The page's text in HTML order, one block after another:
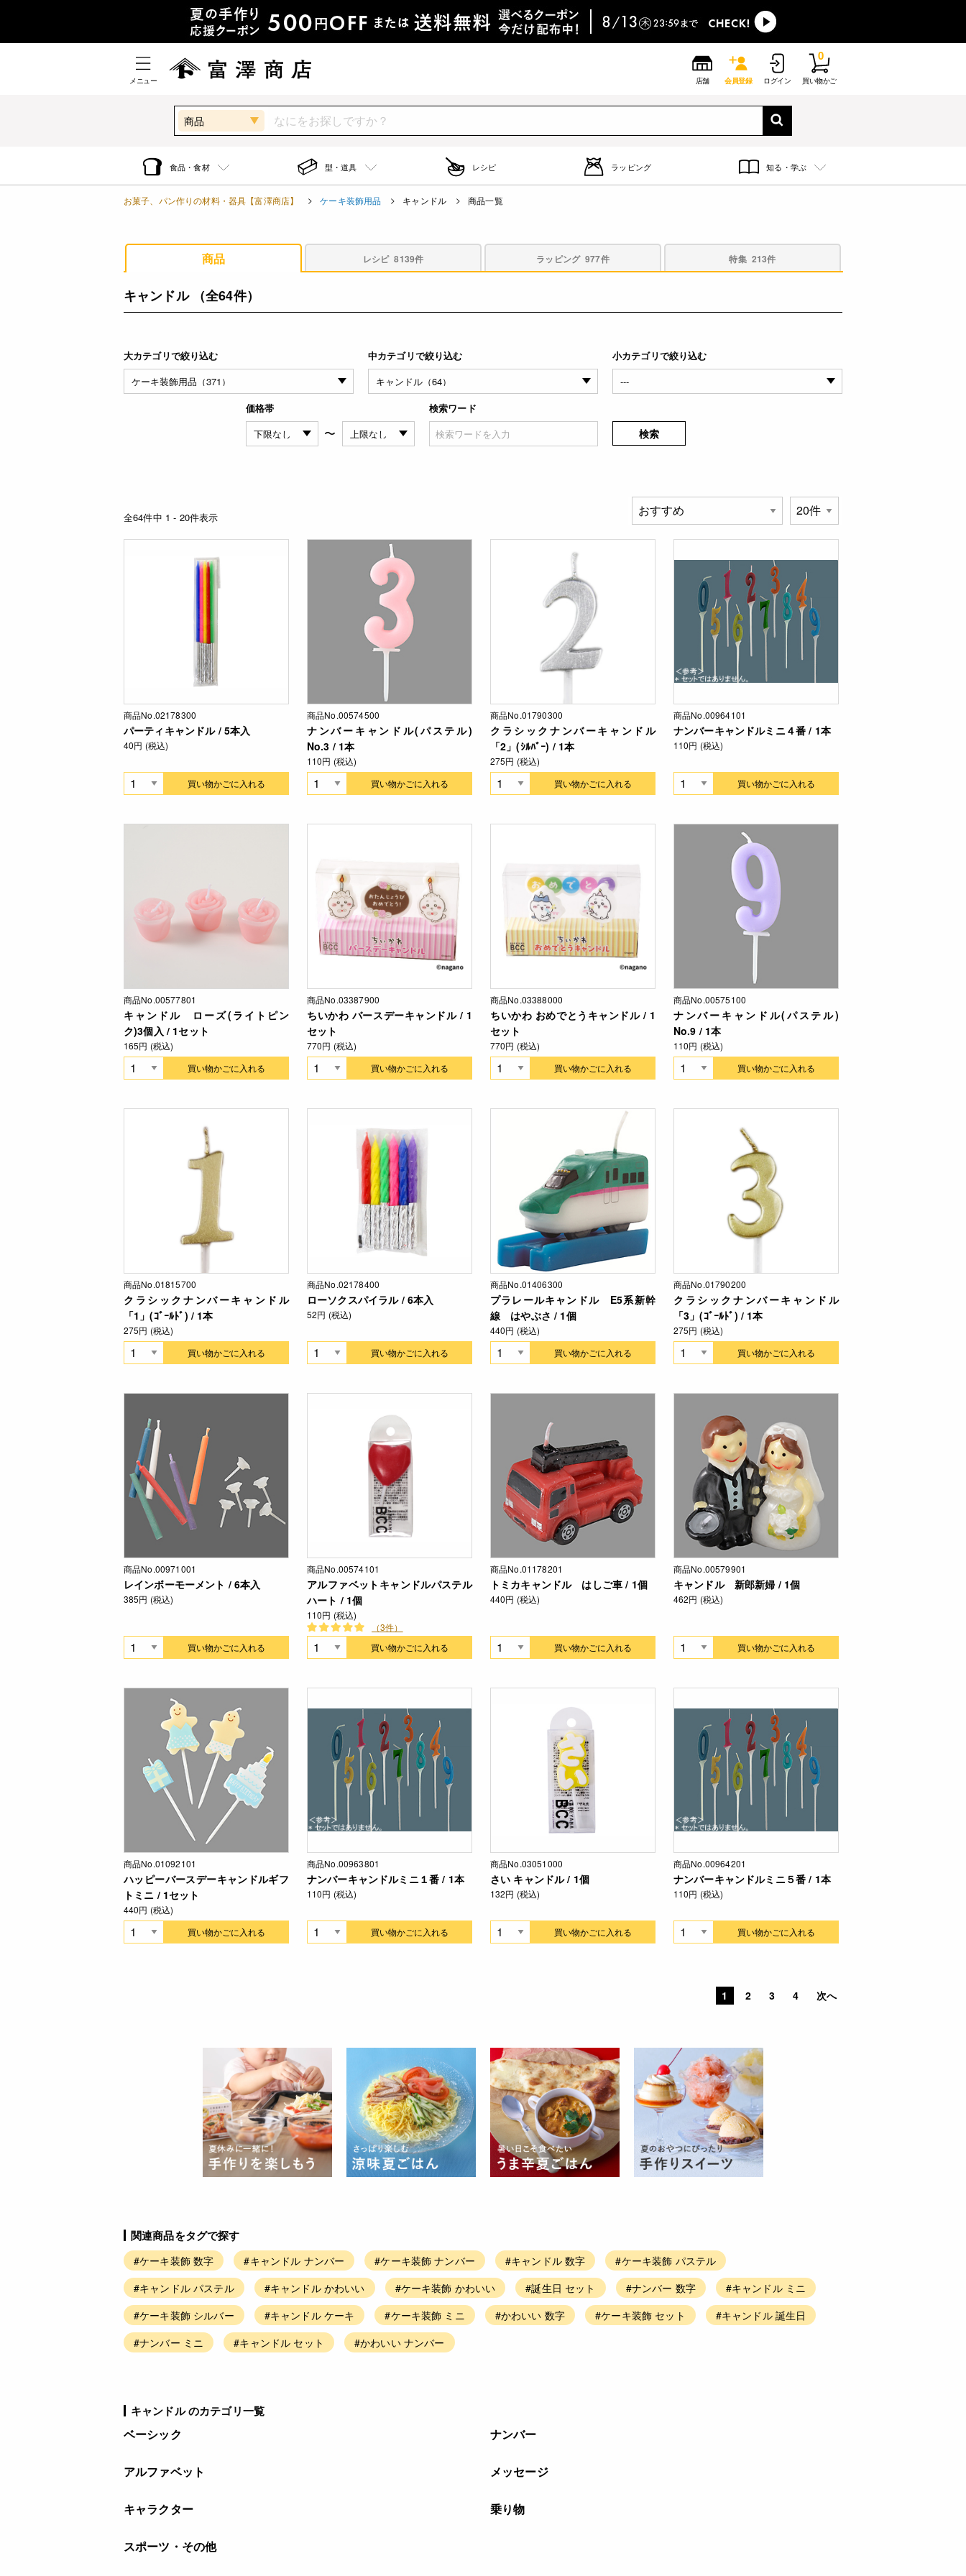
メニュー 店舗 会員登録 ログイン 買い物かご
0
商品
食品・食材 型・道具 レシピ ラッピング 知る・学ぶ
お菓子、パン作りの材料・器具【富澤商店】 ケーキ装飾用品 キャンドル 商品一覧
商品 レシピ 8139件 ラッピング 977件 特集 213件
キャンドル （全64件）
大カテゴリで絞り込む 中カテゴリで絞り込む 小カテゴリで絞り込む
価格帯
〜
検索ワード
検索
全64件中 1 - 20件表示
商品No.02178300
パーティキャンドル / 5本入
40円 (税込)
買い物かごに入れる
商品No.00574500
ナンバーキャンドル(パステル)
No.3 / 1本
110円 (税込)
買い物かごに入れる
商品No.01790300
クラシックナンバーキャンドル
「2」(ｼﾙﾊﾞｰ) / 1本
275円 (税込)
買い物かごに入れる
商品No.00964101
ナンバーキャンドルミニ４番 / 1本
110円 (税込)
買い物かごに入れる
商品No.00577801
キャンドル ローズ(ライトピン
ク)3個入 / 1セット
165円 (税込)
買い物かごに入れる
商品No.03387900
ちいかわ バースデーキャンドル / 1
セット
770円 (税込)
買い物かごに入れる
商品No.03388000
ちいかわ おめでとうキャンドル / 1
セット
770円 (税込)
買い物かごに入れる
商品No.00575100
ナンバーキャンドル(パステル)
No.9 / 1本
110円 (税込)
買い物かごに入れる
商品No.01815700
クラシックナンバーキャンドル
「1」(ｺﾞｰﾙﾄﾞ) / 1本
275円 (税込)
買い物かごに入れる
商品No.02178400
ローソクスパイラル / 6本入
52円 (税込)
買い物かごに入れる
商品No.01406300
プラレールキャンドル E5系新幹
線 はやぶさ / 1個
440円 (税込)
買い物かごに入れる
商品No.01790200
クラシックナンバーキャンドル
「3」(ｺﾞｰﾙﾄﾞ) / 1本
275円 (税込)
買い物かごに入れる
商品No.00971001
レインボーモーメント / 6本入
385円 (税込)
買い物かごに入れる
商品No.00574101
アルファベットキャンドルパステル
ハート / 1個
110円 (税込)
（3件）
買い物かごに入れる
商品No.01178201
トミカキャンドル はしご車 / 1個
440円 (税込)
買い物かごに入れる
商品No.00579901
キャンドル 新郎新婦 / 1個
462円 (税込)
買い物かごに入れる
商品No.01092101
ハッピーバースデーキャンドルギフ
トミニ / 1セット
440円 (税込)
買い物かごに入れる
商品No.00963801
ナンバーキャンドルミニ１番 / 1本
110円 (税込)
買い物かごに入れる
商品No.03051000
さい キャンドル / 1個
132円 (税込)
買い物かごに入れる
商品No.00964201
ナンバーキャンドルミニ５番 / 1本
110円 (税込)
買い物かごに入れる
1 2 3 4 次へ
関連商品をタグで探す
#ケーキ装飾 数字 #キャンドル ナンバー #ケーキ装飾 ナンバー #キャンドル 数字
#ケーキ装飾 パステル
#キャンドル パステル
#キャンドル かわいい #ケーキ装飾 かわいい #誕生日 セット #ナンバー 数字
#キャンドル ミニ
#ケーキ装飾 シルバー
#キャンドル ケーキ #ケーキ装飾 ミニ #かわいい 数字 #ケーキ装飾 セット
#キャンドル 誕生日
#ナンバー ミニ
#キャンドル セット #かわいい ナンバー
キャンドル のカテゴリ一覧
ベーシック ナンバー
アルファベット メッセージ
キャラクター 乗り物
スポーツ・その他